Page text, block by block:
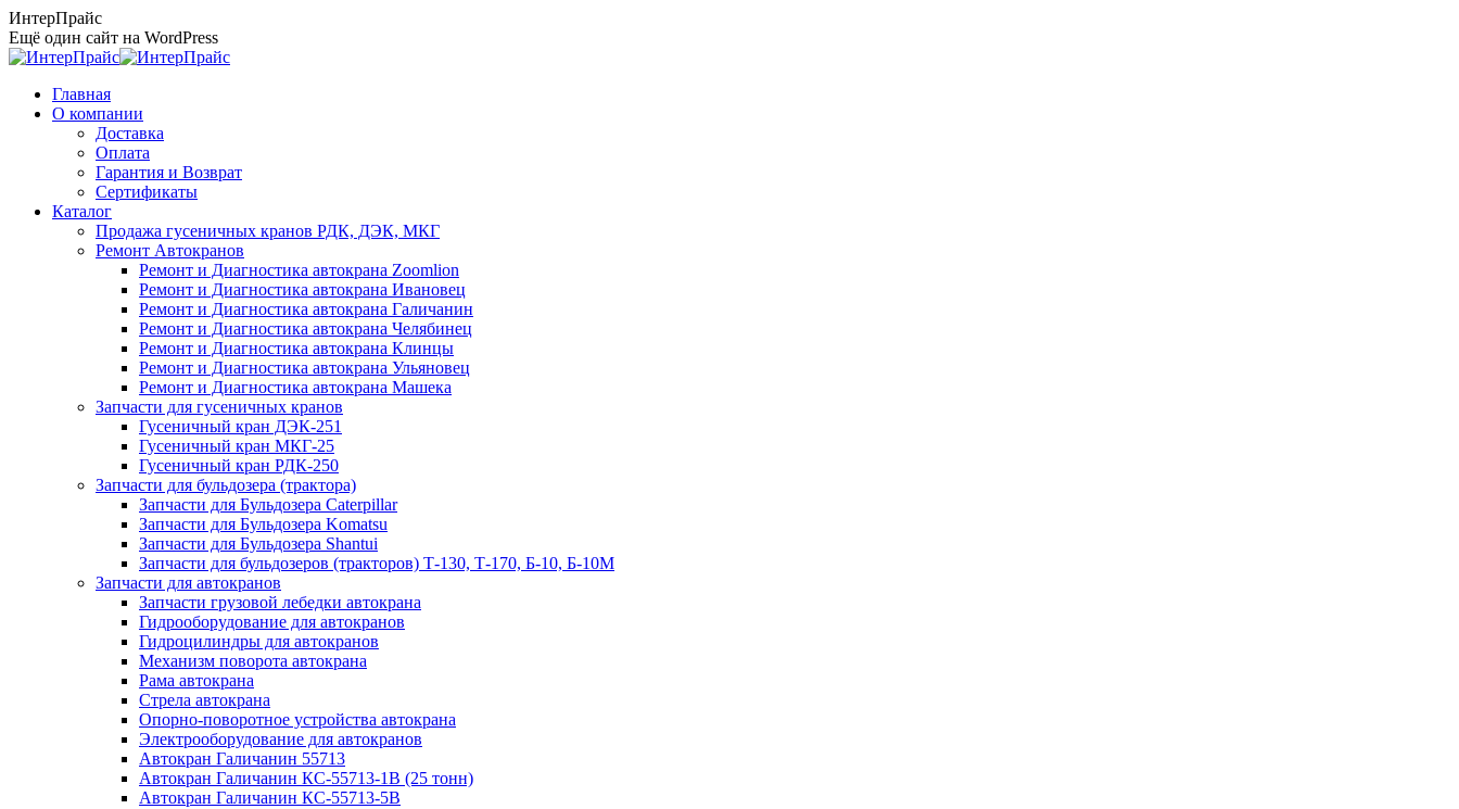
Перейти
к
содержанию
ИнтерПрайс
Ещё один сайт на WordPress
Главная
О компании
Доставка
Оплата
Гарантия и Возврат
Сертификаты
Каталог
Продажа гусеничных кранов РДК, ДЭК, МКГ
Ремонт Автокранов
Ремонт и Диагностика автокрана Zoomlion
Ремонт и Диагностика автокрана Ивановец
Ремонт и Диагностика автокрана Галичанин
Ремонт и Диагностика автокрана Челябинец
Ремонт и Диагностика автокрана Клинцы
Ремонт и Диагностика автокрана Ульяновец
Ремонт и Диагностика автокрана Машека
Запчасти для гусеничных кранов
Гусеничный кран ДЭК-251
Гусеничный кран МКГ-25
Гусеничный кран РДК-250
Запчасти для бульдозера (трактора)
Запчасти для Бульдозера Caterpillar
Запчасти для Бульдозера Komatsu
Запчасти для Бульдозера Shantui
Запчасти для бульдозеров (тракторов) Т-130, Т-170, Б-10, Б-10М
Запчасти для автокранов
Запчасти грузовой лебедки автокрана
Гидрооборудование для автокранов
Гидроцилиндры для автокранов
Механизм поворота автокрана
Рама автокрана
Стрела автокрана
Опорно-поворотное устройства автокрана
Электрооборудование для автокранов
Автокран Галичанин 55713
Автокран Галичанин КС-55713-1В (25 тонн)
Автокран Галичанин КС-55713-5В